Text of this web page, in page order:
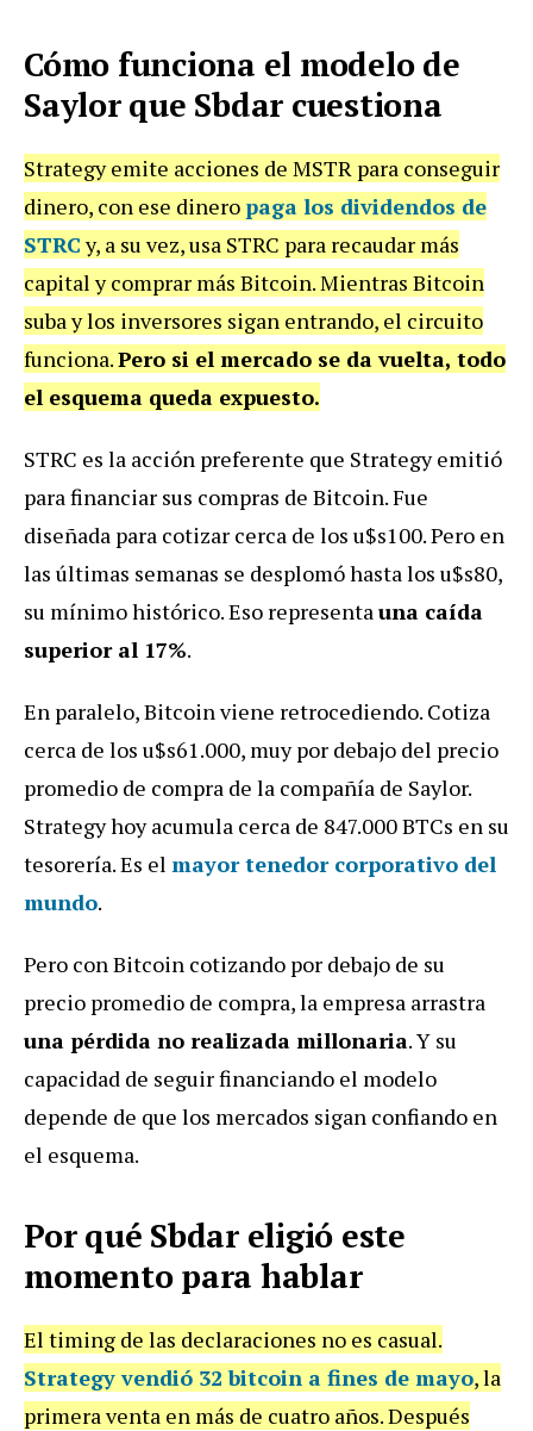
Cómo funciona el modelo de
Saylor que Sbdar cuestiona
Strategy emite acciones de MSTR para conseguir
dinero, con ese dineropaga los dividendos de
STRCy, a su vez, usa STRC para recaudar más
capital y comprar más Bitcoin. Mientras Bitcoin
suba y los inversores sigan entrando, el circuito
funciona.Pero si el mercado se da vuelta, todo
el esquema queda expuesto.
STRC es la acción preferente que Strategy emitió
para financiar sus compras de Bitcoin. Fue
diseñada para cotizar cerca de los u$s100. Pero en
las últimas semanas se desplomó hasta los u$s80,
su mínimo histórico. Eso representauna caída
superior al 17%.
En paralelo, Bitcoin viene retrocediendo. Cotiza
cerca de los u$s61.000, muy por debajo del precio
promedio de compra de la compañía de Saylor.
Strategy hoy acumula cerca de 847.000 BTCs en su
tesorería. Es el mayor tenedor corporativo del
mundo.
Pero con Bitcoin cotizando por debajo de su
precio promedio de compra, la empresa arrastra
una pérdida no realizada millonaria. Y su
capacidad de seguir financiando el modelo
depende de que los mercados sigan confiando en
el esquema.
Por qué Sbdar eligió este
momento para hablar
El timing de las declaraciones no es casual.
Strategy vendió 32 bitcoin a fines de mayo, la
primera venta en más de cuatro años. Después